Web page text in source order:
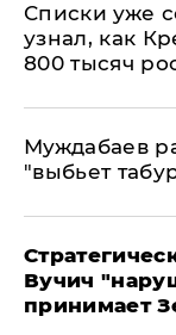
Списки уже
узнал, как
800 тысяч
Муждабаев
"выбьет
Вучич
принимает